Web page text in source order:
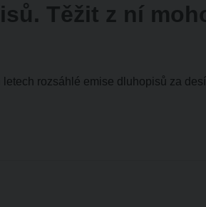
Těžit z ní
rozsáhlé emise dluhopisů za